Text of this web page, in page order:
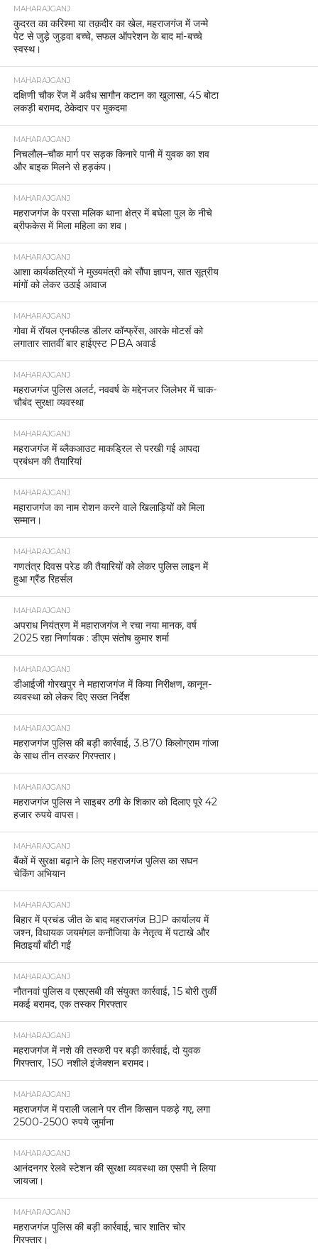
MAHARAJGANJ
कुदरत का करिश्मा या तक़दीर का खेल, महराजगंज में जन्मे
पेट से जुड़े जुड़वा बच्चे, सफल ऑपरेशन के बाद मां-बच्चे
स्वस्थ।
MAHARAJGANJ
दक्षिणी चौक रेंज में अवैध सागौन कटान का खुलासा, 45 बोटा
लकड़ी बरामद, ठेकेदार पर मुकदमा
MAHARAJGANJ
निचलौल–चौक मार्ग पर सड़क किनारे पानी में युवक का शव
और बाइक मिलने से हड़कंप।
MAHARAJGANJ
महराजगंज के परसा मलिक थाना क्षेत्र में बघेला पुल के नीचे
ब्रीफकेस में मिला महिला का शव।
MAHARAJGANJ
आशा कार्यकत्रियों ने मुख्यमंत्री को सौंपा ज्ञापन, सात सूत्रीय
मांगों को लेकर उठाई आवाज
MAHARAJGANJ
गोवा में रॉयल एनफील्ड डीलर कॉन्फ्रेंस, आरके मोटर्स को
लगातार सातवीं बार हाईएस्ट PBA अवार्ड
MAHARAJGANJ
महराजगंज पुलिस अलर्ट, नववर्ष के मद्देनजर जिलेभर में चाक-
चौबंद सुरक्षा व्यवस्था
MAHARAJGANJ
महराजगंज में ब्लैकआउट माकड्रिल से परखी गई आपदा
प्रबंधन की तैयारियां
MAHARAJGANJ
महाराजगंज का नाम रोशन करने वाले खिलाड़ियों को मिला
सम्मान।
MAHARAJGANJ
गणतंत्र दिवस परेड की तैयारियों को लेकर पुलिस लाइन में
हुआ ग्रैंड रिहर्सल
MAHARAJGANJ
अपराध नियंत्रण में महाराजगंज ने रचा नया मानक, वर्ष
2025 रहा निर्णायक : डीएम संतोष कुमार शर्मा
MAHARAJGANJ
डीआईजी गोरखपुर ने महाराजगंज में किया निरीक्षण, कानून-
व्यवस्था को लेकर दिए सख्त निर्देश
MAHARAJGANJ
महराजगंज पुलिस की बड़ी कार्रवाई, 3.870 किलोग्राम गांजा
के साथ तीन तस्कर गिरफ्तार।
MAHARAJGANJ
महराजगंज पुलिस ने साइबर ठगी के शिकार को दिलाए पूरे 42
हजार रुपये वापस।
MAHARAJGANJ
बैंकों में सुरक्षा बढ़ाने के लिए महराजगंज पुलिस का सघन
चेकिंग अभियान
MAHARAJGANJ
बिहार में प्रचंड जीत के बाद महराजगंज BJP कार्यालय में
जश्न, विधायक जयमंगल कनौजिया के नेतृत्व में पटाखे और
मिठाइयाँ बाँटी गईं
MAHARAJGANJ
नौतनवां पुलिस व एसएसबी की संयुक्त कार्रवाई, 15 बोरी तुर्की
मकई बरामद, एक तस्कर गिरफ्तार
MAHARAJGANJ
महराजगंज में नशे की तस्करी पर बड़ी कार्रवाई, दो युवक
गिरफ्तार, 150 नशीले इंजेक्शन बरामद।
MAHARAJGANJ
महराजगंज में पराली जलाने पर तीन किसान पकड़े गए, लगा
2500-2500 रुपये जुर्माना
MAHARAJGANJ
आनंदनगर रेलवे स्टेशन की सुरक्षा व्यवस्था का एसपी ने लिया
जायजा।
MAHARAJGANJ
महराजगंज पुलिस की बड़ी कार्रवाई, चार शातिर चोर
गिरफ्तार।